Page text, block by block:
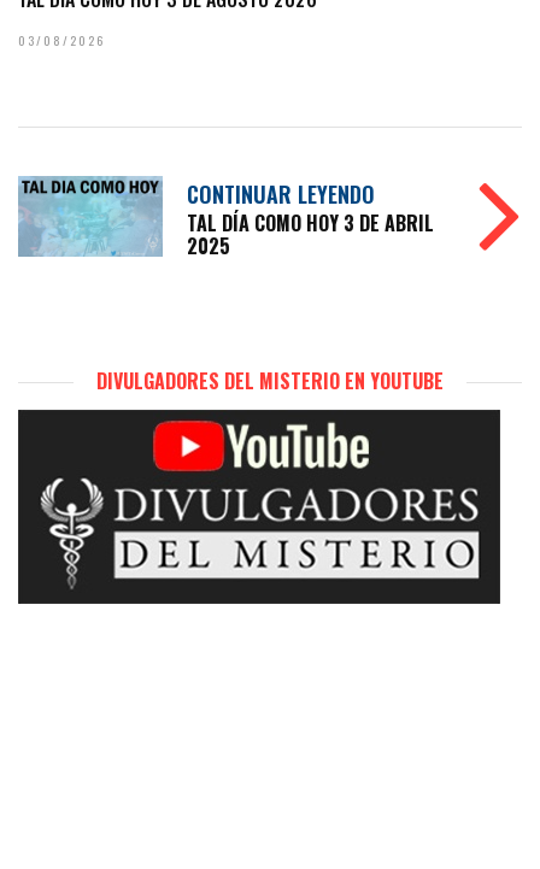
03/08/2026
CONTINUAR LEYENDO
TAL DÍA COMO HOY 3 DE ABRIL
2025
DIVULGADORES DEL MISTERIO EN YOUTUBE